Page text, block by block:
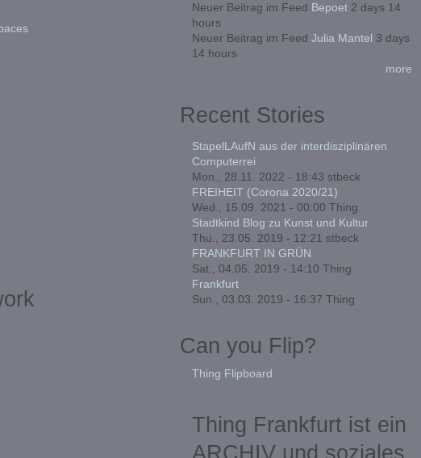
Neuer Beitrag im Feed Bepoet2 days 14
hours
Neuer Beitrag im Feed Julia Mantel 3 days
14 hours
more
Recent Stories
StapelLAufN aus der interdisziplinären
Computerrei
Mon., 28.11. 2022 - 18:43 stbeck
FREIHEIT (Corona 2020/21)
Wed., 15.09. 2021 - 00:00 Thing
Stadtkind Blog zu Kunst und Kultur
Thu., 23.05. 2019 - 12:21 stbeck
FRANKFURT IN GRÜN
Sat., 04.05. 2019 - 14:10 Thing
Frankfurt
Sun., 03.03. 2019 - 16:37 Thing
Can you Flip?
Thing Flipboard
Thing Frankfurt ist ein
ARCHIV und soziales